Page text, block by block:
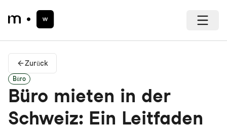
Zurück
Büro
Büro mieten in der
Schweiz: Ein Leitfaden